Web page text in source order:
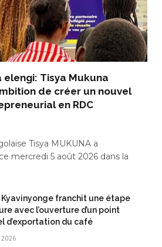
Tisya Mukuna
de créer un nouvel
en RDC
Tisya MUKUNA a
mercredi 5 août 2026 dans la
Kyavinyonge franchit une étape
avec l’ouverture d’un point
d’exportation du café
2026